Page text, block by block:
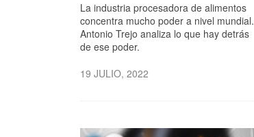
La industria procesadora de alimentos
concentra mucho poder a nivel mundial.
Antonio Trejo analiza lo que hay detrás
de ese poder.
19 JULIO, 2022